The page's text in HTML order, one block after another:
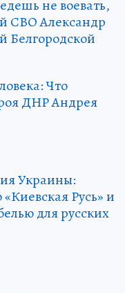
не воевать,
СВО Александр
Белгородской
Что
ДНР Андрея
Украины:
«Киевская Русь» и
для русских